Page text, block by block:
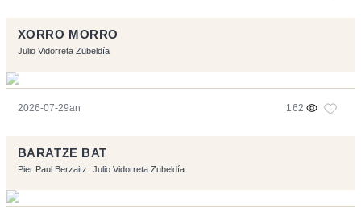
XORRO MORRO
Julio Vidorreta Zubeldía
2026-07-29an 162
BARATZE BAT
Pier Paul Berzaitz Julio Vidorreta Zubeldía